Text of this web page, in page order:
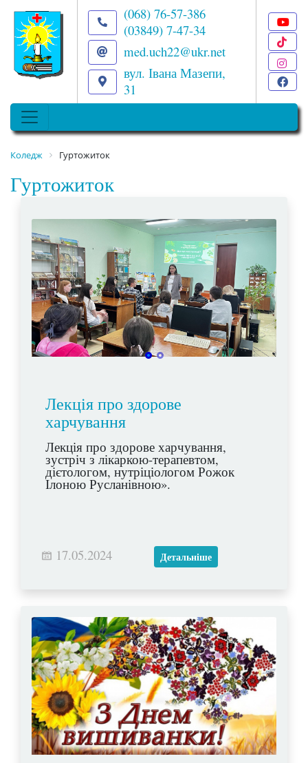
(068) 76-57-386
(03849) 7-47-34
med.uch22@ukr.net
вул. Івана Мазепи,
31
Коледж Гуртожиток
Гуртожиток
Лекція про здорове
харчування
Лекція про здорове харчування,
зустріч з лікаркою-терапевтом,
дієтологом, нутріціологом Рожок
Ілоною Русланівною».
17.05.2024 Детальніше